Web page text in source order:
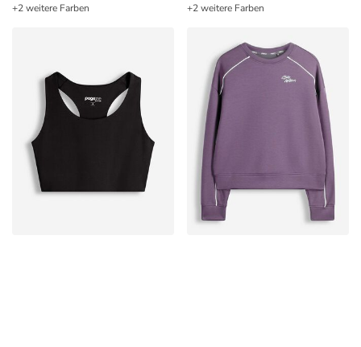
+2 weitere Farben +2 weitere Farben